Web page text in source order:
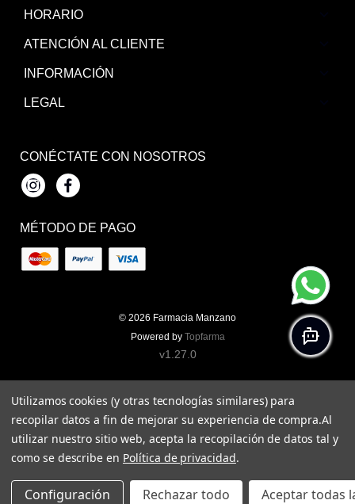
HORARIO
ATENCIÓN AL CLIENTE
INFORMACIÓN
LEGAL
CONÉCTATE CON NOSOTROS
InstagramFacebook
MÉTODO DE PAGO
© 2026 Farmacia Manzano
Powered by Topfarma
v1.27.0
Utilizamos cookies (y otras tecnologías similares) para
recopilar datos a fin de mejorar su experiencia de compra.Al
utilizar nuestro sitio web, acepta la recopilación de datos tal y
como se describe en Política de privacidad.
Configuración Rechazar todo Aceptar todas